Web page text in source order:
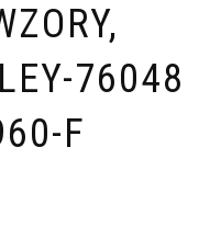
76048
F